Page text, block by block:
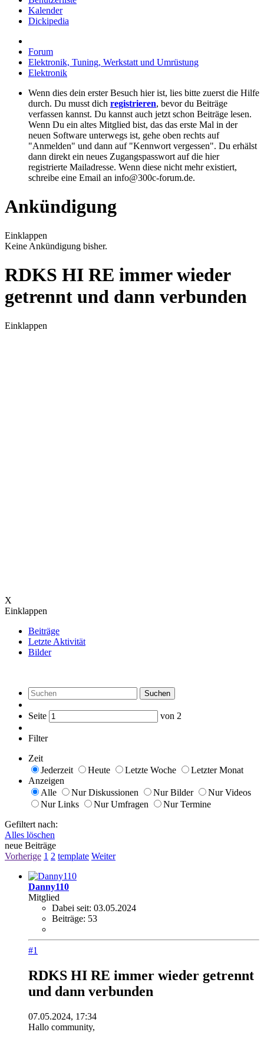
Kalender
Dickipedia
Forum
Elektronik, Tuning, Werkstatt und Umrüstung
Elektronik
Wenn dies dein erster Besuch hier ist, lies bitte zuerst die Hilfe
durch. Du musst dich registrieren, bevor du Beiträge
verfassen kannst. Du kannst auch jetzt schon Beiträge lesen.
Wenn Du ein altes Mitglied bist, das das erste Mal in der
neuen Software unterwegs ist, gehe oben rechts auf
"Anmelden" und dann auf "Kennwort vergessen". Du erhälst
dann direkt ein neues Zugangspasswort auf die hier
registrierte Mailadresse. Wenn diese nicht mehr existiert,
schreibe eine Email an info@300c-forum.de.
Ankündigung
Einklappen
Keine Ankündigung bisher.
RDKS HI RE immer wieder
getrennt und dann verbunden
Einklappen
X
Einklappen
Beiträge
Letzte Aktivität
Bilder
Suchen
Seite von 2
Filter
Zeit
Jederzeit
Heute Letzte Woche
Letzter Monat
Anzeigen
Alle
Nur Diskussionen Nur Bilder
Nur Videos
Nur Links
Nur Umfragen
Nur Termine
Gefiltert nach:
Alles löschen
neue Beiträge
Vorherige 1 2 template Weiter
Danny110
Mitglied
Dabei seit: 03.05.2024
Beiträge: 53
#1
RDKS HI RE immer wieder getrennt
und dann verbunden
07.05.2024, 17:34
Hallo community,